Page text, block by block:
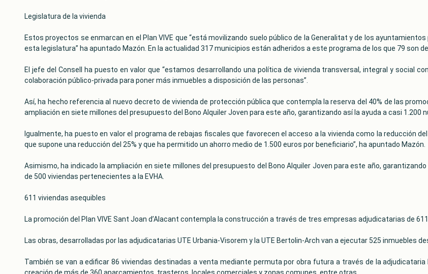
Legislatura de la vivienda
Estos proyectos se enmarcan en el Plan VIVE que “está movilizando suelo público de la Generalitat y de los
esta legislatura” ha apuntado Mazón. En la actualidad 317 municipios están adheridos a este programa de los que 79 son
El jefe del Consell ha puesto en valor que “estamos desarrollando una política de vivienda transversal, integral y social
colaboración público-privada para poner más inmuebles a disposición de las personas”.
Así, ha hecho referencia al nuevo decreto de vivienda de protección pública que contempla la reserva del 40% de las
ampliación en siete millones del presupuesto del Bono Alquiler Joven para este año, garantizando así la ayuda a casi 1.200
Igualmente, ha puesto en valor el programa de rebajas fiscales que favorecen el acceso a la vivienda como la reducción
que supone una reducción del 25% y que ha permitido un ahorro medio de 1.500 euros por beneficiario”, ha apuntado Mazón.
Asimismo, ha indicado la ampliación en siete millones del presupuesto del Bono Alquiler Joven para este año,
de 500 viviendas pertenecientes a la EVHA.
611 viviendas asequibles
La promoción del Plan VIVE Sant Joan d’Alacant contempla la construcción a través de tres empresas adjudicatarias de
Las obras, desarrolladas por las adjudicatarias UTE Urbania-Visorem y la UTE Bertolin-Arch van a ejecutar 525 inmuebles
También se van a edificar 86 viviendas destinadas a venta mediante permuta por obra futura a través de la